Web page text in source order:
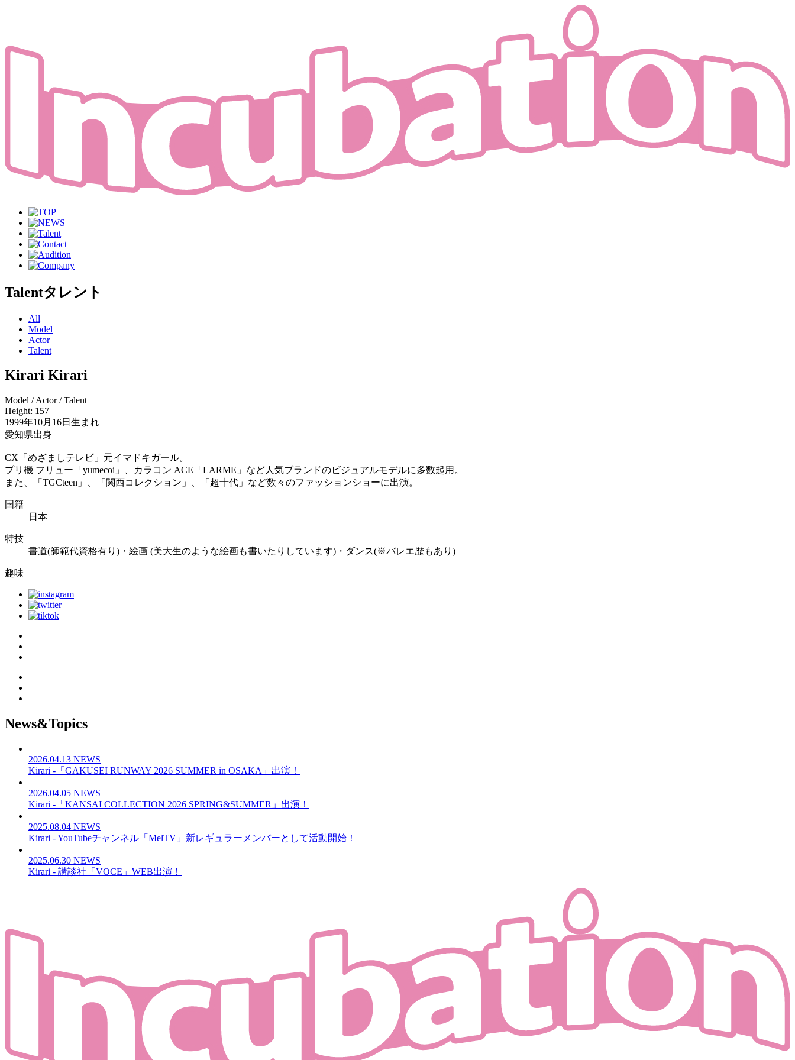
Talentタレント
All
Model
Actor
Talent
Kirari Kirari
Model / Actor / Talent
Height: 157
1999年10月16日生まれ
愛知県出身
CX「めざましテレビ」元イマドキガール。
プリ機 フリュー「yumecoi」、カラコン ACE「LARME」など人気ブランドのビジュアルモデルに多数起用。
また、「TGCteen」、「関西コレクション」、「超十代」など数々のファッションショーに出演。
国籍
日本
特技
書道(師範代資格有り)・絵画 (美大生のような絵画も書いたりしています)・ダンス(※バレエ歴もあり)
趣味
News&Topics
2026.04.13 NEWS
Kirari -「GAKUSEI RUNWAY 2026 SUMMER in OSAKA」出演！
2026.04.05 NEWS
Kirari -「KANSAI COLLECTION 2026 SPRING&SUMMER」出演！
2025.08.04 NEWS
Kirari - YouTubeチャンネル「MelTV」新レギュラーメンバーとして活動開始！
2025.06.30 NEWS
Kirari - 講談社「VOCE」WEB出演！